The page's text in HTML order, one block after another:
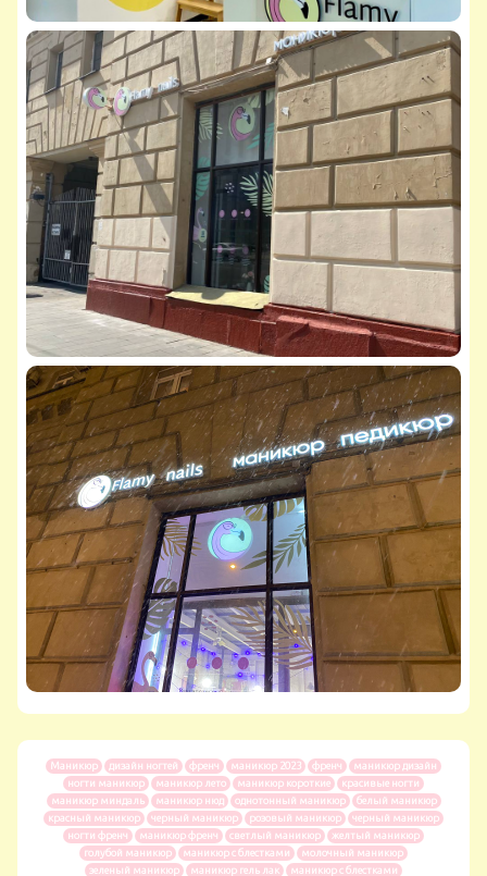
Маникюр дизайн ногтей френч маникюр 2023 френч
маникюр дизайн
ногти маникюр
маникюр лето маникюр короткие
красивые ногти
маникюр миндаль
маникюр нюд однотонный маникюр
белый маникюр
красный маникюр
черный маникюр розовый маникюр
черный маникюр
ногти френч
маникюр френч светлый маникюр
желтый маникюр
голубой маникюр
маникюр с блестками
молочный маникюр
зеленый маникюр
маникюр гель лак маникюр с блестками